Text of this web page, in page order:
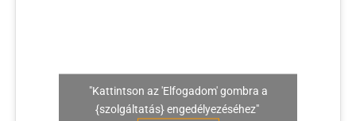
"Kattintson az 'Elfogadom' gombra a
{szolgáltatás} engedélyezéséhez"